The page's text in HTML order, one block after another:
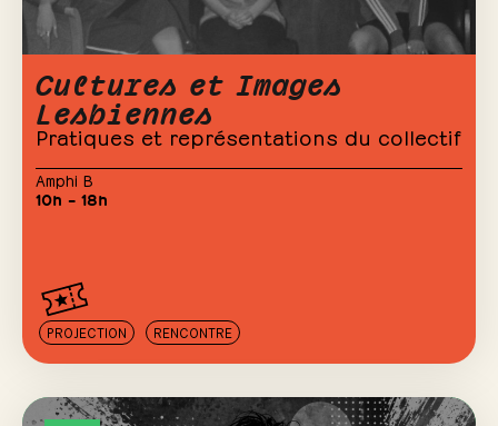
Cultures et Images
Lesbiennes
Pratiques et représentations du collectif
Amphi B
10h – 18h
PROJECTION RENCONTRE